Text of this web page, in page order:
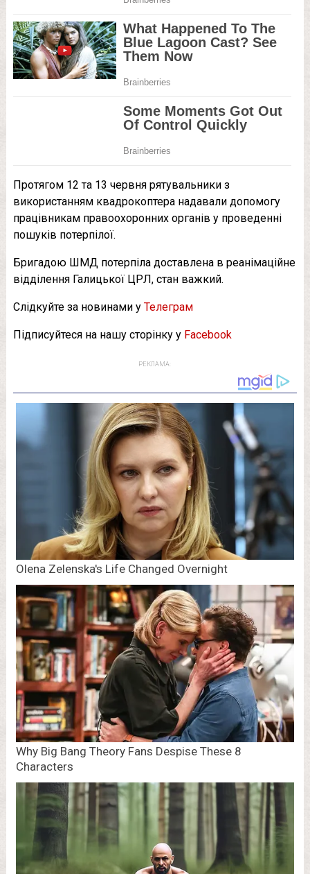
Протягом 12 та 13 червня рятувальники з
використанням квадрокоптера надавали допомогу
працівникам правоохоронних органів у проведенні
пошуків потерпілої.
Бригадою ШМД потерпіла доставлена в реанімаційне
відділення Галицької ЦРЛ, стан важкий.
Слідкуйте за новинами у Телеграм
Підписуйтеся на нашу сторінку у Facebook
РЕКЛАМА: